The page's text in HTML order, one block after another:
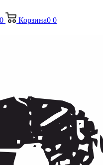
0 Корзина0 0